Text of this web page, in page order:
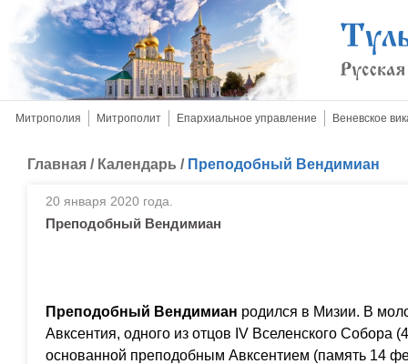
Митрополия Митрополит Епархиальное управление Веневское
Главная / Календарь / Преподобный Вендимиан
20 января 2020 года.
Преподобный Вендимиан
Преподобный Вендимиан родился в Мизии. В
Авксентия, одного из отцов IV Вселенского Собора
основанной преподобным Авксентием (память 14